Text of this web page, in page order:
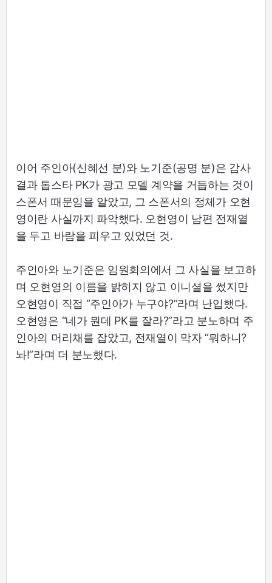
이어 주인아(신혜선 분)와 노기준(공명 분)은 감사
결과 톱스타 PK가 광고 모델 계약을 거듭하는 것이
스폰서 때문임을 알았고, 그 스폰서의 정체가 오현
영이란 사실까지 파악했다. 오현영이 남편 전재열
을 두고 바람을 피우고 있었던 것.
주인아와 노기준은 임원회의에서 그 사실을 보고하
며 오현영의 이름을 밝히지 않고 이니셜을 썼지만
오현영이 직접 “주인아가 누구야?”라며 난입했다.
오현영은 “네가 뭔데 PK를 잘라?”라고 분노하며 주
인아의 머리채를 잡았고, 전재열이 막자 “뭐하니?
놔!”라며 더 분노했다.